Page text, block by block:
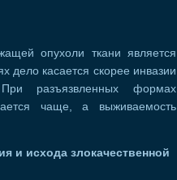
опухоли ткани является
дело касается скорее инвазии
разъязвленных формах
чаще, а выживаемость
и исхода злокачественной